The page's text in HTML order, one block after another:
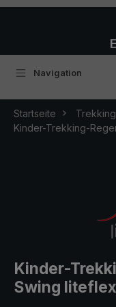
Navigation
Startseite
Kinder-Trekking-
Kinder-
Swing